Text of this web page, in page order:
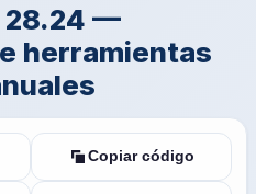
28.24 —
herramientas
Copiar código